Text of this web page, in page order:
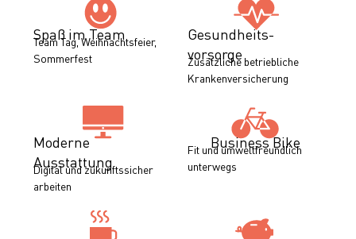
Spaß im Team
Team Tag, Weihnachtsfeier,
Sommerfest
Gesundheits­
vorsorge
Zusätzliche betriebliche
Krankenversicherung
Moderne
Ausstattung
Digital und zukunftssicher
arbeiten
Business Bike
Fit und umweltfreundlich
unterwegs